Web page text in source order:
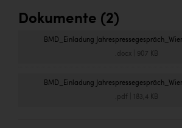
Dokumente (2)
BMD_Einladung
.docx| 907 KB
BMD_Einladung
.pdf 183,4 KB